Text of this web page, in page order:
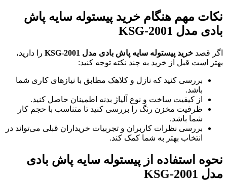
نکات مهم هنگام خرید پیستوله سایه پاش
بادی مدل KSG-2001
اگر قصد خرید پیستوله سایه پاش بادی مدل KSG-2001
را دارید،
بهتر است قبل از خرید به چند نکته توجه کنید:
بررسی کنید که نازل و کلاهک مطابق با نیازهای کاری شما
باشد.
از کیفیت ساخت و نوع آلیاژ بدنه اطمینان حاصل کنید.
ظرفیت مخزن رنگ را بررسی کنید تا متناسب با حجم کار
شما باشد.
بررسی نظرات کاربران و تجربیات خریداران قبلی می‌تواند در
انتخاب بهتر به شما کمک کند.
نحوه استفاده از پیستوله سایه پاش بادی
مدل KSG-2001